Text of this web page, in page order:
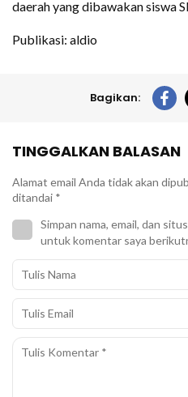
daerah yang dibawakan siswa
Publikasi: aldio
Bagikan:
TINGGALKAN BALASAN
Alamat email Anda tidak akan
ditandai *
Simpan nama, email, dan
untuk komentar saya